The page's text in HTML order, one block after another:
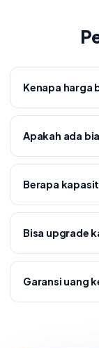
Kenapa harga
Apakah ada
Berapa
Bisa upgrade
Garansi uang